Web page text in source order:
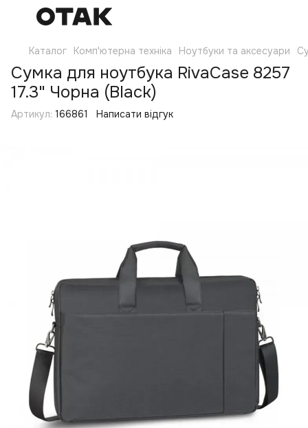
Каталог Комп'ютерна техніка Ноутбуки та аксесуари
Сумка для ноутбука RivaCase 8257
17.3" Чорна (Black)
Артикул: 166861 Написати відгук